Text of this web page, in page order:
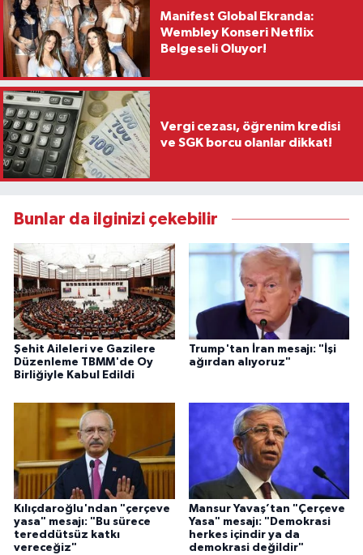
Manifest Global Ekranda:
Wembley Konseri Netflix
Belgeseli Oluyor!
Vergi cezası, öğrenim kredisi
ve SGK borcu olanlar dikkat!
Bunlar da ilginizi çekebilir
Şehit Aileleri ve Gazilere
Düzenleme TBMM'de Oy
Birliğiyle Kabul Edildi
Trump'tan İran mesajı: "İşi
ağırdan alıyoruz"
Kılıçdaroğlu'ndan "çerçeve
yasa" mesajı: "Bu sürece
tereddütsüz katkı
vereceğiz"
Mansur Yavaş’tan "Çerçeve
Yasa" mesajı: "Demokrasi
herkes içindir ya da
demokrasi değildir"